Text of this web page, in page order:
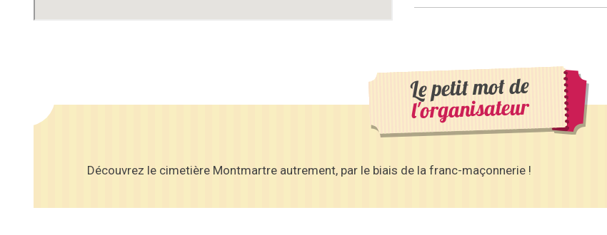
Le petit mot de
l'organisateur
Découvrez le cimetière Montmartre autrement, par le biais de la franc-maçonnerie !